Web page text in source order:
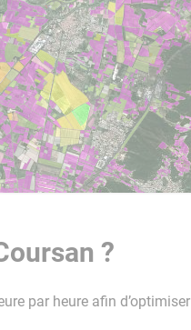
?
par heure afin d’optimiser